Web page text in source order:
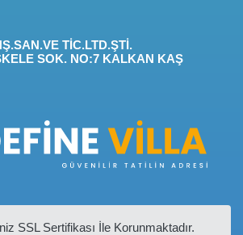
TİC.LTD.ŞTİ.
SOK. NO:7 KALKAN KAŞ
SSL Sertifikası İle Korunmaktadır.